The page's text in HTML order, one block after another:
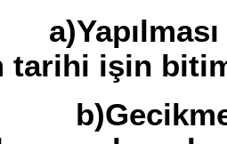
tarihi işin